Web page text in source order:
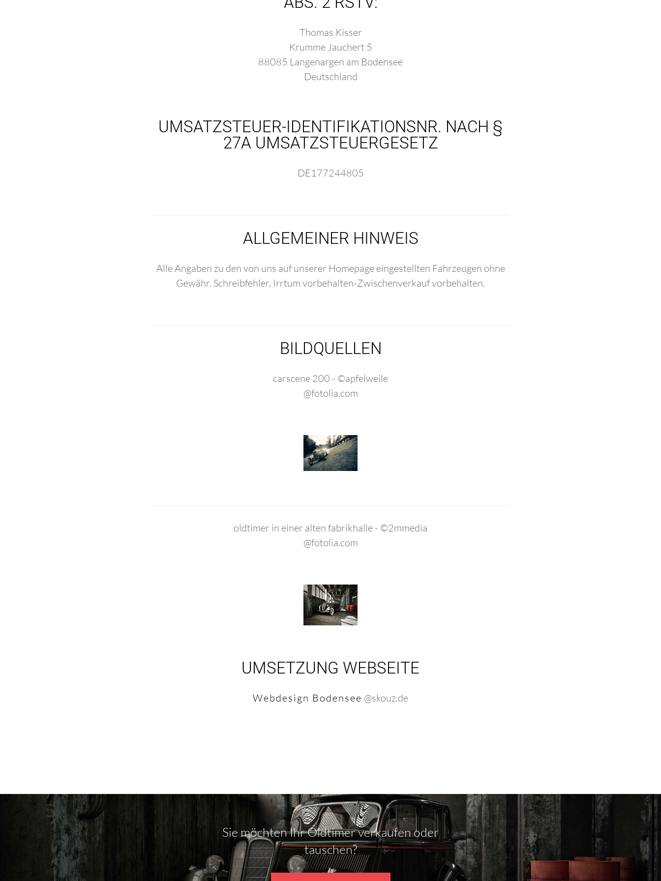
Thomas Kisser
Krumme Jauchert 5
88085 Langenargen am Bodensee
Deutschland
UMSATZSTEUER-IDENTIFIKATIONSNR. NACH §
27A UMSATZSTEUERGESETZ
DE177244805
ALLGEMEINER HINWEIS
Alle Angaben zu den von uns auf unserer Homepage eingestellten Fahrzeugen ohne
Gewähr. Schreibfehler, Irrtum vorbehalten-Zwischenverkauf vorbehalten.
BILDQUELLEN
carscene 200 - ©apfelweile
@fotolia.com
oldtimer in einer alten fabrikhalle - ©2mmedia
@fotolia.com
UMSETZUNG WEBSEITE
Webdesign Bodensee @skouz.de
Sie möchten Ihr Oldtimer verkaufen oder
tauschen?